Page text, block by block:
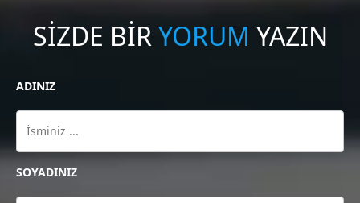
SİZDE BİRYORUM YAZIN
ADINIZ
SOYADINIZ